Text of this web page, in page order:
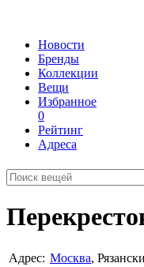
Новости
Бренды
Коллекции
Вещи
Избранное
0
Рейтинг
Адреса
Адрес: Москва,